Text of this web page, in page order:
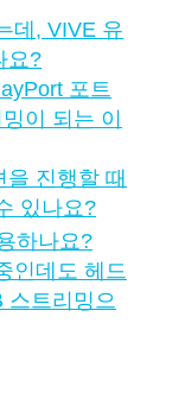
데, VIVE 유
요?
포트
이 되는 이
을 진행할 때
있나요?
하나요?
인데도 헤드
스트리밍으